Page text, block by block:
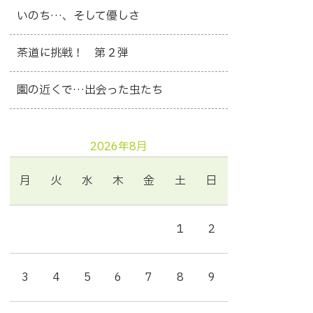
いのち…、そして優しさ
茶道に挑戦！ 第２弾
園の近くで…出会った虫たち
2026年8月
月 火 水 木 金 土 日
1 2
3 4 5 6 7 8 9